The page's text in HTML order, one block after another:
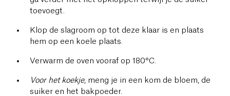
toevoegt.
Klop de slagroom op tot deze klaar is en plaats
hem op een koele plaats.
Verwarm de oven vooraf op 180°C.
Voor het koekje, meng je in een kom de bloem, de
suiker en het bakpoeder.